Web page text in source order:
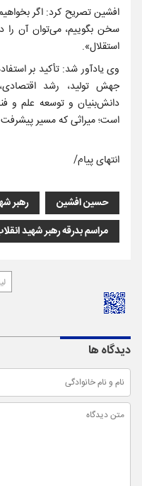
افشین تصریح کرد: اگر
سخن بگوییم، می‌توان آن را
استقلال».
وی یادآور شد: تأکید بر
جهش تولید، رشد
دانش‌بنیان و توسعه علم و
است؛ میراثی که مسیر
انتهای پیام/
حسین افشین
رهبر
مراسم بدرقه رهبر شهید
دیدگاه ها